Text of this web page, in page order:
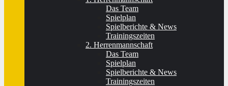
Das Team
Spielplan
Spielberichte & News
Trainingszeiten
2. Herrenmannschaft
Das Team
Spielplan
Spielberichte & News
Trainingszeiten